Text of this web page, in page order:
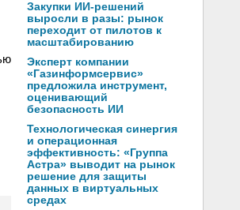
Закупки ИИ-решений
выросли в разы: рынок
переходит от пилотов к
масштабированию
Эксперт компании
«Газинформсервис»
предложила инструмент,
оценивающий
безопасность ИИ
Технологическая синергия
и операционная
эффективность: «Группа
Астра» выводит на рынок
решение для защиты
данных в виртуальных
средах